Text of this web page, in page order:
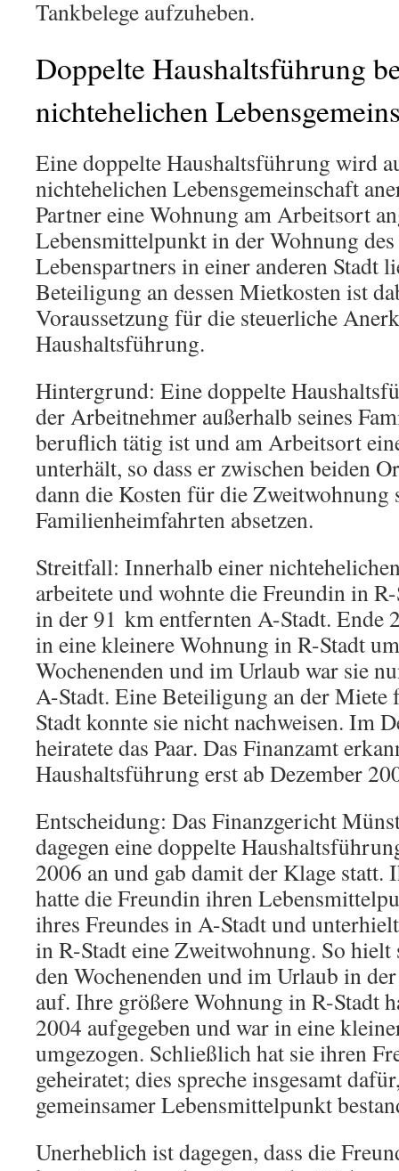
Tankbelege aufzuheben.
Doppelte Haushaltsführung
nichtehelichen
Eine doppelte Haushaltsführung wird
nichtehelichen Lebensgemeinschaft
Partner eine Wohnung am Arbeitsort
Lebensmittelpunkt in der Wohnung des
Lebenspartners in einer anderen Stadt
Beteiligung an dessen Mietkosten ist
Voraussetzung für die steuerliche
Haushaltsführung.
Hintergrund: Eine doppelte
der Arbeitnehmer außerhalb seines
beruflich tätig ist und am Arbeitsort
unterhält, so dass er zwischen beiden
dann die Kosten für die Zweitwohnung
Familienheimfahrten absetzen.
Streitfall: Innerhalb einer
arbeitete und wohnte die Freundin in
in der 91 km entfernten A-Stadt. Ende
in eine kleinere Wohnung in R-Stadt
Wochenenden und im Urlaub war sie
A-Stadt. Eine Beteiligung an der
Stadt konnte sie nicht nachweisen. Im
heiratete das Paar. Das Finanzamt
Haushaltsführung erst ab Dezember
Entscheidung: Das Finanzgericht
dagegen eine doppelte
2006 an und gab damit der Klage statt.
hatte die Freundin ihren
ihres Freundes in A-Stadt und
in R-Stadt eine Zweitwohnung. So
den Wochenenden und im Urlaub in
auf. Ihre größere Wohnung in R-Stadt
2004 aufgegeben und war in eine
umgezogen. Schließlich hat sie ihren
geheiratet; dies spreche insgesamt
gemeinsamer Lebensmittelpunkt
Unerheblich ist dagegen, dass die